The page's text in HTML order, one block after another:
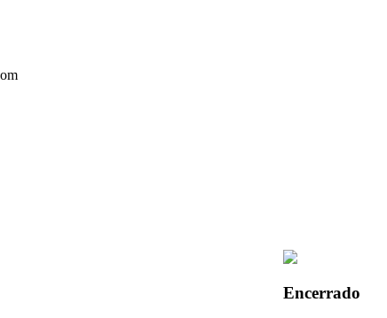
Encerrado